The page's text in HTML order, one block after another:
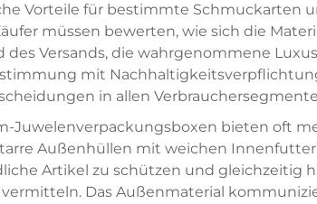
Vorteile für bestimmte Schmuckarten
müssen bewerten, wie sich die
des Versands, die wahrgenommene
mit
in allen
Juwelenverpackungsboxen bieten oft
Außenhüllen mit weichen
Artikel zu schützen und gleichzeitig
Das Außenmaterial